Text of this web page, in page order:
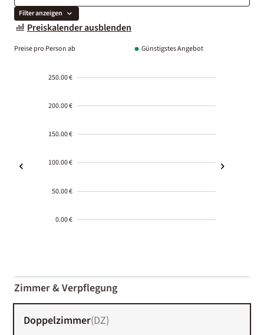
Filter anzeigen
Preiskalender ausblenden
Preise pro Person ab Günstigstes Angebot
250.00 €
200.00 €
150.00 €
100.00 €
50.00 €
0.00 €
01-02
Zimmer & Verpflegung
Doppelzimmer(DZ)